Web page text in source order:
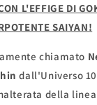
L'EFFIGE DI
SAIYAN!
chiamato
dall'Universo
della